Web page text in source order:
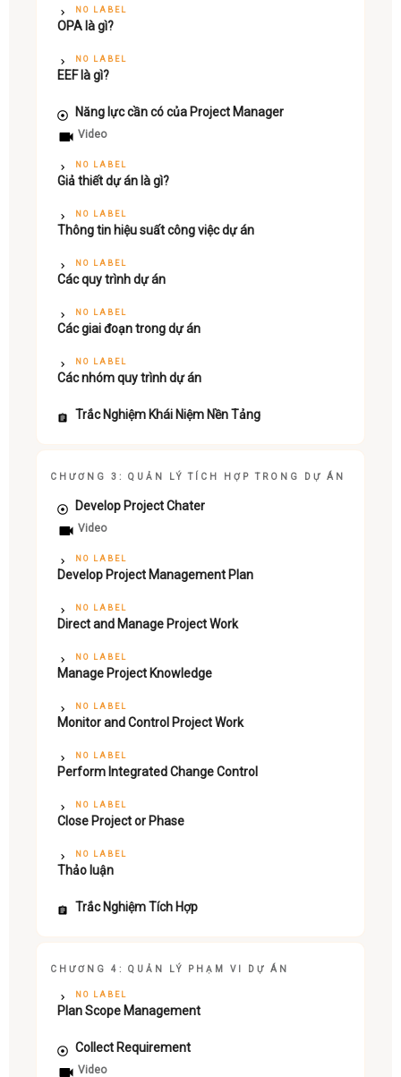
NO LABEL
OPA là gì?
NO LABEL
EEF là gì?
Năng lực cần có của Project Manager
Video
NO LABEL
Giả thiết dự án là gì?
NO LABEL
Thông tin hiệu suất công việc dự án
NO LABEL
Các quy trình dự án
NO LABEL
Các giai đoạn trong dự án
NO LABEL
Các nhóm quy trình dự án
Trắc Nghiệm Khái Niệm Nền Tảng
CHƯƠNG 3: QUẢN LÝ TÍCH HỢP TRONG DỰ ÁN
Develop Project Chater
Video
NO LABEL
Develop Project Management Plan
NO LABEL
Direct and Manage Project Work
NO LABEL
Manage Project Knowledge
NO LABEL
Monitor and Control Project Work
NO LABEL
Perform Integrated Change Control
NO LABEL
Close Project or Phase
NO LABEL
Thảo luận
Trắc Nghiệm Tích Hợp
CHƯƠNG 4: QUẢN LÝ PHẠM VI DỰ ÁN
NO LABEL
Plan Scope Management
Collect Requirement
Video